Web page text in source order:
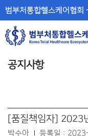
뉴
바
로
가
문
바
로
가
범부처통합헬스케어협회
공지사항
[품질책임자] 2023
박수아 등록일 :